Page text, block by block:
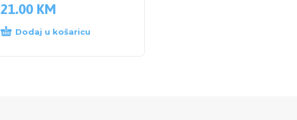
21.00 KM
Dodaj u košaricu